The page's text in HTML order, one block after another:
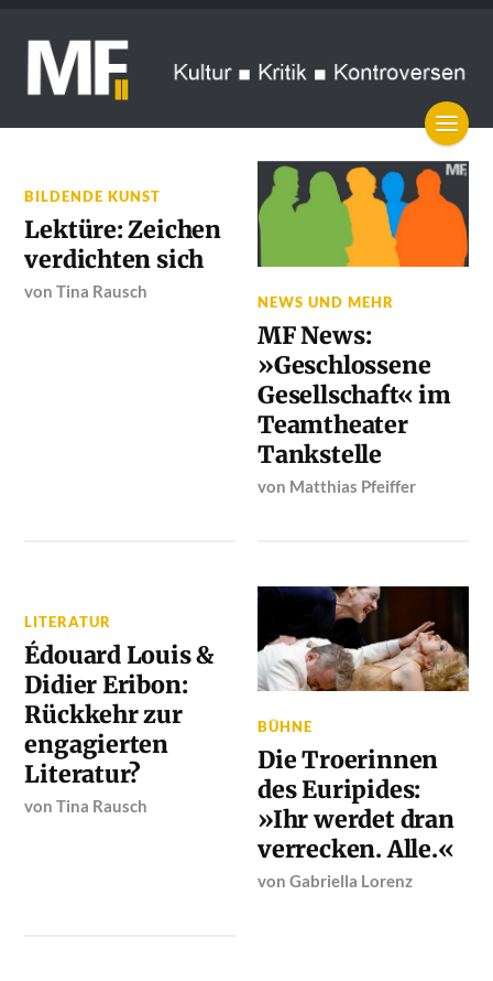
BILDENDE KUNST
Lektüre: Zeichen
verdichten sich
vonTina Rausch
NEWS UND MEHR
MF News:
»Geschlossene
Gesellschaft« im
Teamtheater
Tankstelle
von Matthias Pfeiffer
LITERATUR
Édouard Louis &
Didier Eribon:
Rückkehr zur
engagierten
Literatur?
vonTina Rausch
BÜHNE
Die Troerinnen
des Euripides:
»Ihr werdet dran
verrecken. Alle.«
vonGabriella Lorenz